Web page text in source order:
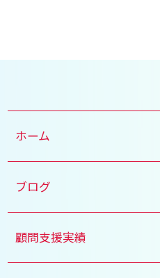
ホーム
ブログ
顧問支援実績